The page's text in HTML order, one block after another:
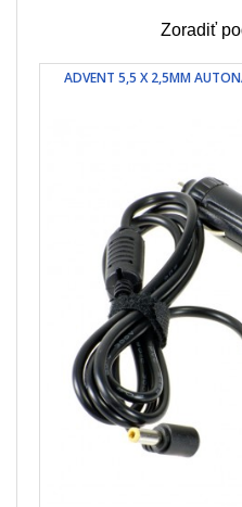
Zoradiť
ADVENT 5,5 X 2,5MM